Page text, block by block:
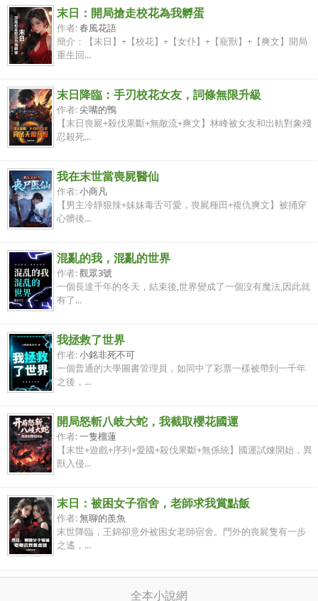
末日：開局搶走校花為我孵蛋
作者:春風花語
簡介：【末日】+【校花】+【女仆】+【寵獸】+【爽文】開局
重生回...
末日降臨：手刃校花女友，詞條無限升級
作者: 尖嘴的鴨
【末日喪屍+殺伐果斷+無敵流+爽文】林峰被女友和出軌對象殘
忍殺死...
我在末世當喪屍醫仙
作者:小商凡
【男主冷靜狠辣+妹妹毒舌可愛，喪屍種田+複仇爽文】被捅穿
心髒後...
混亂的我，混亂的世界
作者:觀眾3號
一個長達千年的冬天，結束後,世界變成了一個沒有魔法,因此就
有了...
我拯救了世界
作者:小銘非死不可
一個普通的大學圖書管理員，如同中了彩票一樣被帶到一千年
之後，...
開局怒斬八岐大蛇，我截取櫻花國運
作者:一隻榴蓮
【末世+遊戲+序列+愛國+殺伐果斷+無係統】國運試煉開始，異
獸入侵...
末日：被困女子宿舍，老師求我賞點飯
作者:無聊的羨魚
末世降臨，王錦卻意外被困女老師宿舍。門外的喪屍隻有一步
之遙，...
全本小說網